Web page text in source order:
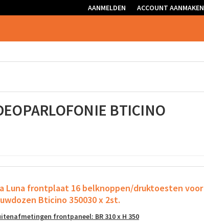
AANMELDEN ACCOUNT AANMAKEN
BTICINO
Luna frontplaat 16 belknoppen/druktoesten voor
Bticino 350030 x 2st.
frontpaneel: BR 310 x H 350